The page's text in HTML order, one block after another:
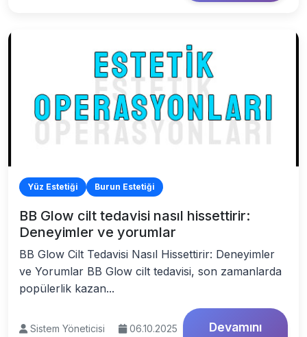
Yüz Estetiği Burun Estetiği
BB Glow cilt tedavisi nasıl hissettirir:
Deneyimler ve yorumlar
BB Glow Cilt Tedavisi Nasıl Hissettirir: Deneyimler
ve Yorumlar BB Glow cilt tedavisi, son zamanlarda
popülerlik kazan...
Sistem Yöneticisi
06.10.2025
Devamını